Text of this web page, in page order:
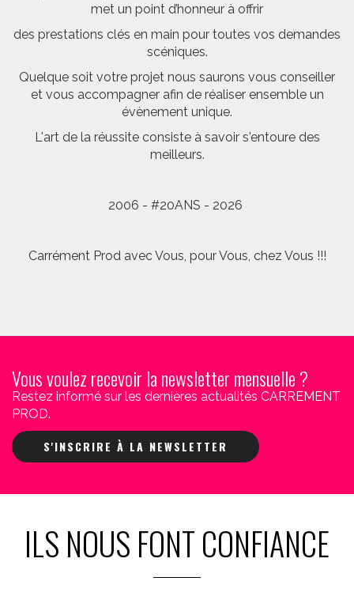
met un point d’honneur à offrir
des prestations clés en main pour toutes vos demandes
scéniques.
Quelque soit votre projet nous saurons vous conseiller
et vous accompagner afin de réaliser ensemble un
évènement unique.
L'art de la réussite consiste à savoir s'entoure des
meilleurs.
2006 - #20ANS - 2026
Carrément Prod avec Vous, pour Vous, chez Vous !!!
Vous voulez recevoir la newsletter mensuelle ?
Restez informé sur les dernières actualités CARREMENT
PROD.
S'INSCRIRE À LA NEWSLETTER
ILS NOUS FONT CONFIANCE